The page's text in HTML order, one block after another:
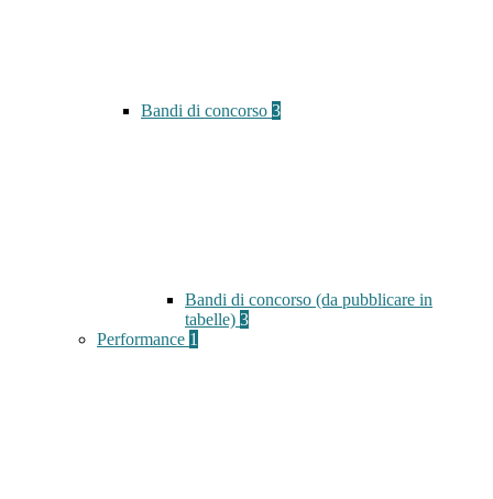
Bandi di concorso 3
Bandi di concorso (da pubblicare in
tabelle) 3
Performance 1